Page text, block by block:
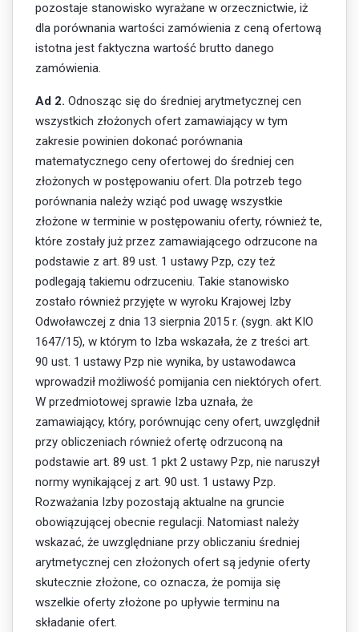
pozostaje stanowisko wyrażane w orzecznictwie, iż
dla porównania wartości zamówienia z ceną ofertową
istotna jest faktyczna wartość brutto danego
zamówienia.
Ad 2. Odnosząc się do średniej arytmetycznej cen
wszystkich złożonych ofert zamawiający w tym
zakresie powinien dokonać porównania
matematycznego ceny ofertowej do średniej cen
złożonych w postępowaniu ofert. Dla potrzeb tego
porównania należy wziąć pod uwagę wszystkie
złożone w terminie w postępowaniu oferty, również te,
które zostały już przez zamawiającego odrzucone na
podstawie z art. 89 ust. 1 ustawy Pzp, czy też
podlegają takiemu odrzuceniu. Takie stanowisko
zostało również przyjęte w wyroku Krajowej Izby
Odwoławczej z dnia 13 sierpnia 2015 r. (sygn. akt KIO
1647/15), w którym to Izba wskazała, że z treści art.
90 ust. 1 ustawy Pzp nie wynika, by ustawodawca
wprowadził możliwość pomijania cen niektórych ofert.
W przedmiotowej sprawie Izba uznała, że
zamawiający, który, porównując ceny ofert, uwzględnił
przy obliczeniach również ofertę odrzuconą na
podstawie art. 89 ust. 1 pkt 2 ustawy Pzp, nie naruszył
normy wynikającej z art. 90 ust. 1 ustawy Pzp.
Rozważania Izby pozostają aktualne na gruncie
obowiązującej obecnie regulacji. Natomiast należy
wskazać, że uwzględniane przy obliczaniu średniej
arytmetycznej cen złożonych ofert są jedynie oferty
skutecznie złożone, co oznacza, że pomija się
wszelkie oferty złożone po upływie terminu na
składanie ofert.